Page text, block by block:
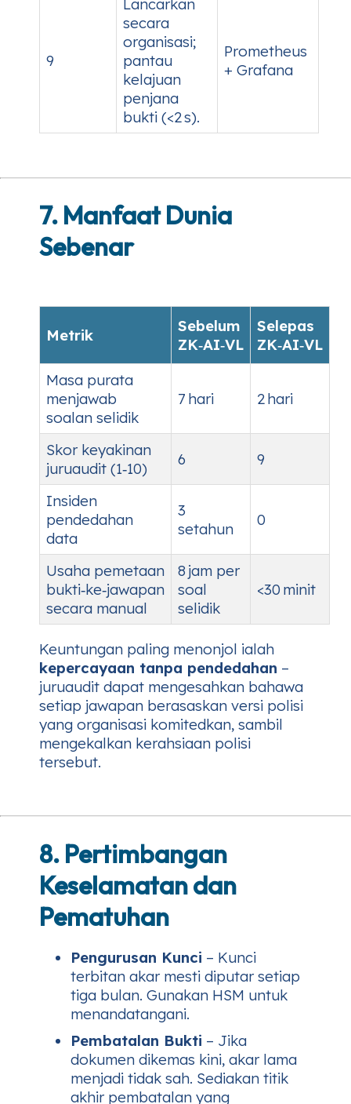
9
Lancarkan
secara
organisasi;
pantau
kelajuan
penjana
bukti (<2 s).
Prometheus
+ Grafana
7. Manfaat Dunia
Sebenar
Metrik
Sebelum
ZK‑AI‑VL
Selepas
ZK‑AI‑VL
Masa purata
menjawab
soalan selidik
7 hari 2 hari
Skor keyakinan
juruaudit (1‑10)
6 9
Insiden
pendedahan
data
3
setahun
0
Usaha pemetaan
bukti‑ke‑jawapan
secara manual
8 jam per
soal
selidik
<30 minit
Keuntungan paling menonjol ialah
kepercayaan tanpa pendedahan –
juruaudit dapat mengesahkan bahawa
setiap jawapan berasaskan versi polisi
yang organisasi komitedkan, sambil
mengekalkan kerahsiaan polisi
tersebut.
8. Pertimbangan
Keselamatan dan
Pematuhan
Pengurusan Kunci – Kunci
terbitan akar mesti diputar setiap
tiga bulan. Gunakan HSM untuk
menandatangani.
Pembatalan Bukti – Jika
dokumen dikemas kini, akar lama
menjadi tidak sah. Sediakan titik
akhir pembatalan yang